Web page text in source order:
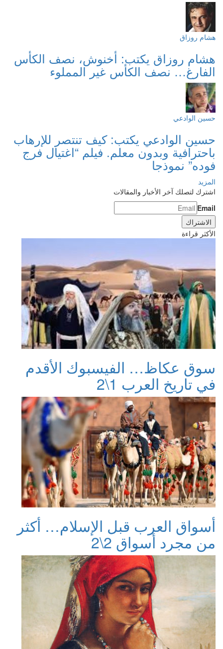
هشام روزاق
هشام روزاق يكتب: أخنوش، نصف الكأس
الفارغ… نصف الكأس غير المملوء
حسين الوادعي
حسين الوادعي يكتب: كيف تنتصر للإرهاب
باحترافية وبدون معلم. فيلم “اغتيال فرج
فوده” نموذجا
المزيد
اشترك لتصلك آخر الأخبار والمقالات
Email
الأكثر قراءة
سوق عكاظ… الفيسبوك الأقدم
في تاريخ العرب 1\2
أسواق العرب قبل الإسلام… أكثر
من مجرد أسواق 2\2